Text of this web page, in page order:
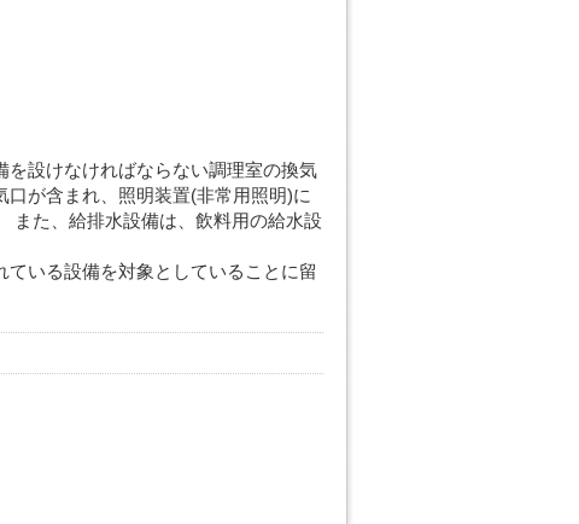
設けなければならない調理室の換気
が含まれ、照明装置(非常用照明)に
また、給排水設備は、飲料用の給水設
いる設備を対象としていることに留